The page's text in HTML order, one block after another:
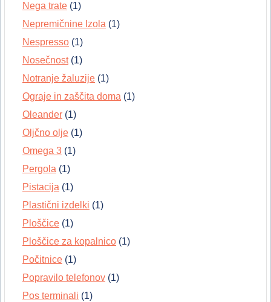
Nega trate (1)
Nepremičnine Izola (1)
Nespresso (1)
Nosečnost(1)
Notranje žaluzije (1)
Ograje in zaščita doma (1)
Oleander (1)
Oljčno olje (1)
Omega 3 (1)
Pergola (1)
Pistacija (1)
Plastični izdelki (1)
Ploščice (1)
Ploščice za kopalnico (1)
Počitnice (1)
Popravilo telefonov (1)
Pos terminali (1)